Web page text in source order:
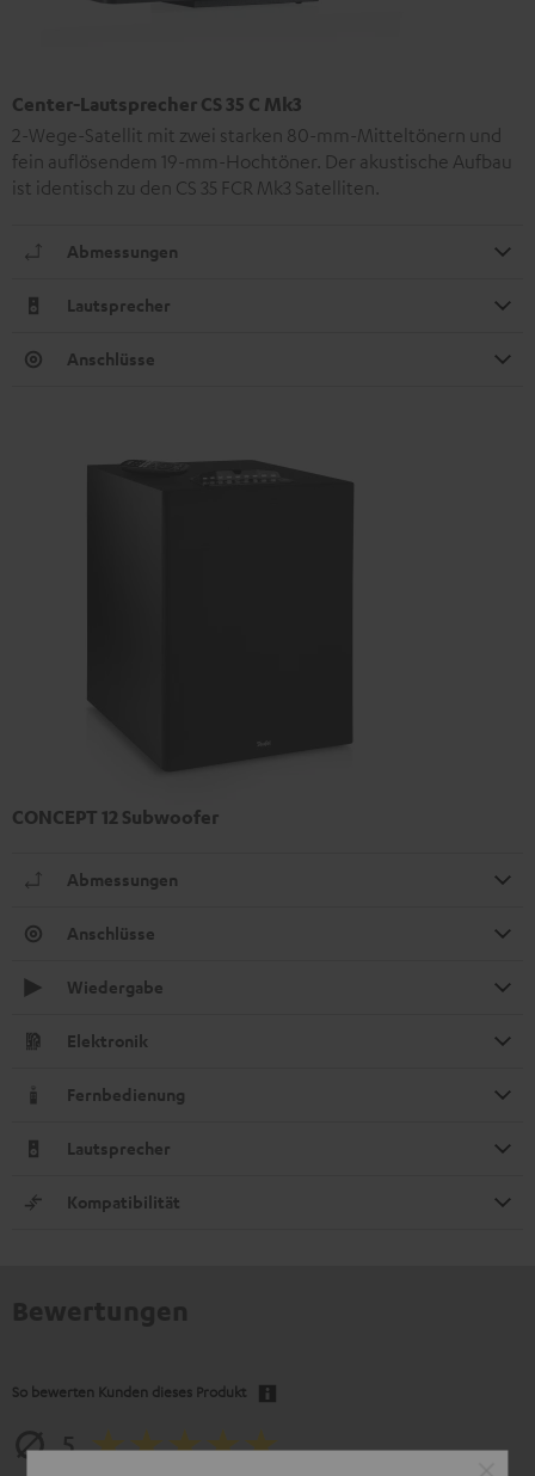
Center-Lautsprecher CS 35 C Mk3
2-Wege-Satellit mit zwei starken 80-mm-Mitteltönern und
fein auflösendem 19-mm-Hochtöner. Der akustische Aufbau
ist identisch zu den CS 35 FCR Mk3 Satelliten.
Abmessungen
Lautsprecher
Anschlüsse
CONCEPT 12 Subwoofer
Abmessungen
Anschlüsse
Wiedergabe
Elektronik
Fernbedienung
Lautsprecher
Kompatibilität
So bewerten Kunden dieses Produkt
5